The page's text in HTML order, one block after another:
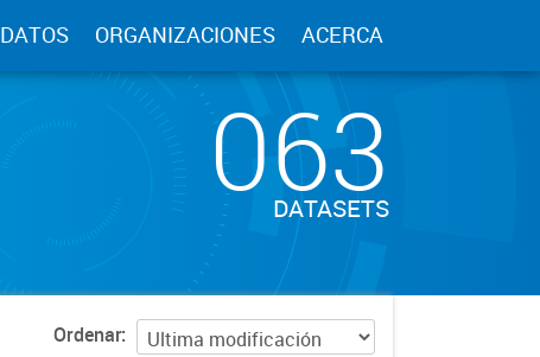
DATOS ORGANIZACIONES ACERCA
063
DATASETS
Ordenar